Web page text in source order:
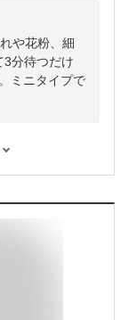
や花粉、細
3分待つだけ
ミニタイプで